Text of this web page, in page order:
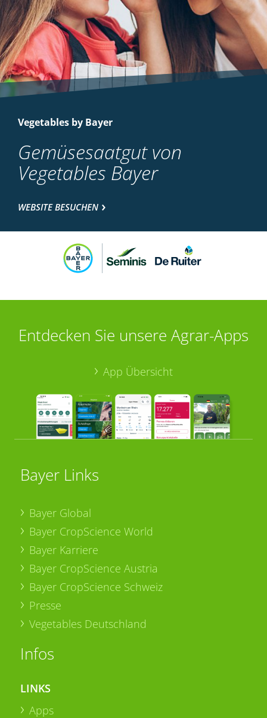
Vegetables by Bayer
Gemüsesaatgut von
Vegetables Bayer
WEBSITE BESUCHEN
Entdecken Sie unsere Agrar-Apps
App Übersicht
Bayer Links
Bayer Global
Bayer CropScience World
Bayer Karriere
Bayer CropScience Austria
Bayer CropScience Schweiz
Presse
Vegetables Deutschland
Infos
LINKS
Apps